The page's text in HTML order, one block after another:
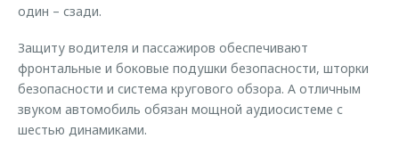
один – сзади.
Защиту водителя и пассажиров обеспечивают
фронтальные и боковые подушки безопасности, шторки
безопасности и система кругового обзора. А отличным
звуком автомобиль обязан мощной аудиосистеме с
шестью динамиками.